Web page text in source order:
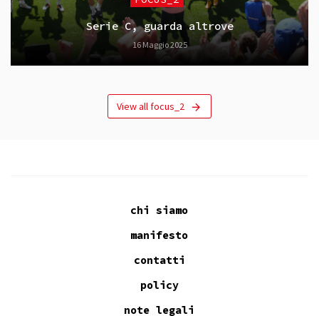
Serie C, guarda altrove
16 Maggio 2025
View all focus_2
chi siamo
manifesto
contatti
policy
note legali